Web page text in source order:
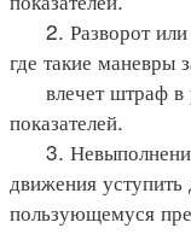
2. Разворот или
где такие маневры
влечет штраф в
показателей.
3. Невыполнение
движения
пользующемуся